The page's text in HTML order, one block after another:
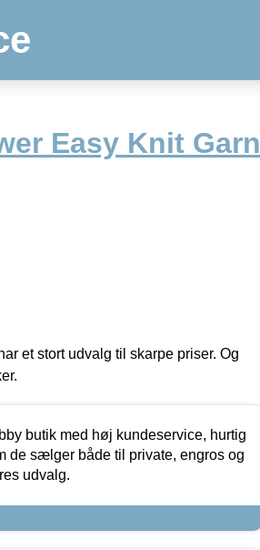
Easy Knit Garn
et stort udvalg til skarpe priser. Og
butik med høj kundeservice, hurtig
de sælger både til private, engros og
udvalg.